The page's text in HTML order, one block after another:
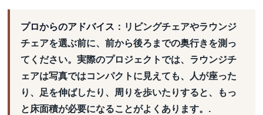
プロからのアドバイス ：リビングチェアやラウンジ
チェアを選ぶ前に、前から後ろまでの奥行きを測っ
てください。実際のプロジェクトでは、ラウンジチ
ェアは写真ではコンパクトに見えても、人が座った
り、足を伸ばしたり、周りを歩いたりすると、もっ
と床面積が必要になることがよくあります。.